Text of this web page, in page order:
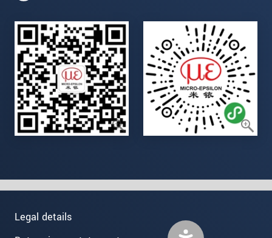
Legal details